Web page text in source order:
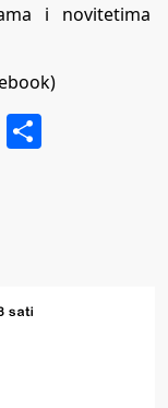
i novitetima
X